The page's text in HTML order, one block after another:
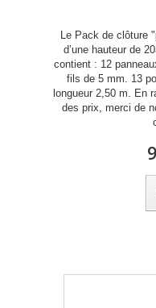
Le Pack de clôture
d’une hauteur de
contient : 12
fils de 5 mm. 13
longueur 2,50 m. En
des prix, merci de